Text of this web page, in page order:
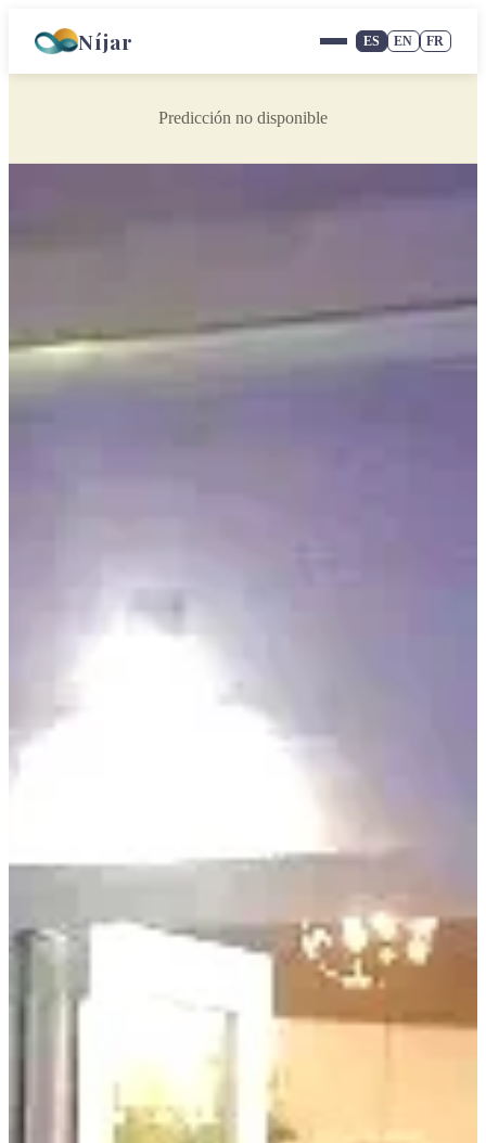
Níjar ES EN FR
Predicción no disponible